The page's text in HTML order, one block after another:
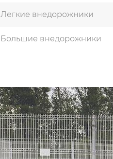
Легкие внедорожники
Большие внедорожники